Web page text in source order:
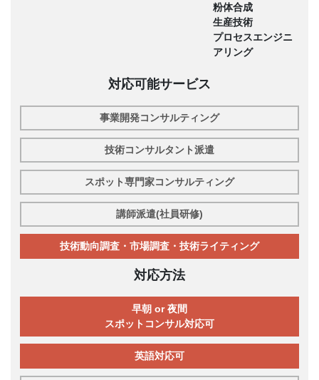
粉体合成
生産技術
プロセスエンジニ
アリング
対応可能サービス
事業開発コンサルティング
技術コンサルタント派遣
スポット専門家コンサルティング
講師派遣(社員研修)
技術動向調査・市場調査・技術ライティング
対応方法
早朝 or 夜間
スポットコンサル対応可
英語対応可